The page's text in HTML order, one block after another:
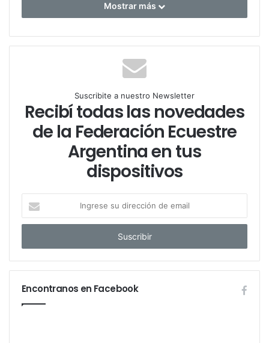
Mostrar más
Suscribite a nuestro Newsletter
Recibí todas las novedades
de la Federación Ecuestre
Argentina en tus
dispositivos
g
e
s
s
Encontranos en Facebook